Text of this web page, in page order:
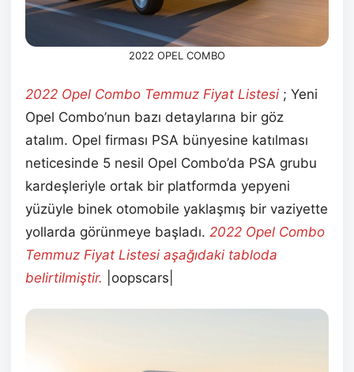
2022 OPEL COMBO
2022 Opel Combo Temmuz Fiyat Listesi ; Yeni
Opel Combo’nun bazı detaylarına bir göz
atalım. Opel firması PSA bünyesine katılması
neticesinde 5 nesil Opel Combo’da PSA grubu
kardeşleriyle ortak bir platformda yepyeni
yüzüyle binek otomobile yaklaşmış bir vaziyette
yollarda görünmeye başladı. 2022 Opel Combo
Temmuz Fiyat Listesi aşağıdaki tabloda
belirtilmiştir.
|oopscars|